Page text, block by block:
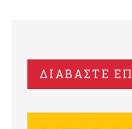
ΔΙΑΒΑΣΤΕ